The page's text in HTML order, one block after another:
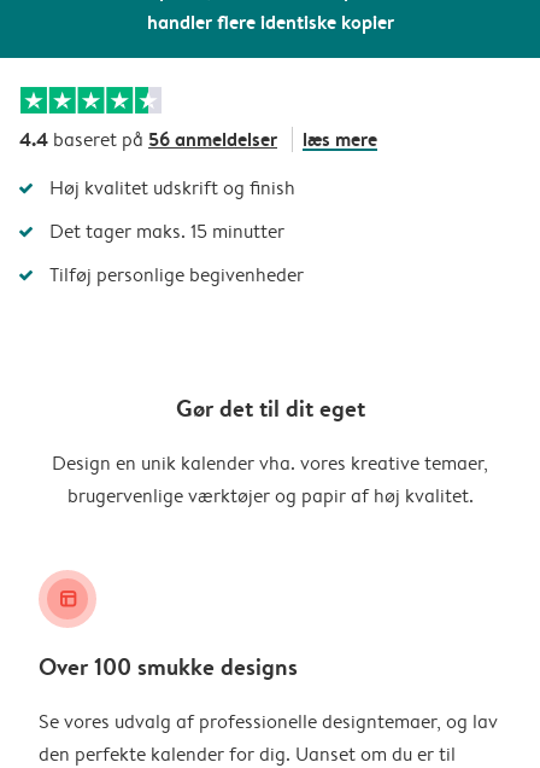
handler flere identiske kopier
4.4 baseret på 56 anmeldelser læs mere
Høj kvalitet udskrift og finish
Det tager maks. 15 minutter
Tilføj personlige begivenheder
Gør det til dit eget
Design en unik kalender vha. vores kreative temaer,
brugervenlige værktøjer og papir af høj kvalitet.
layout_alt
Over 100 smukke designs
Se vores udvalg af professionelle designtemaer, og lav
den perfekte kalender for dig. Uanset om du er til